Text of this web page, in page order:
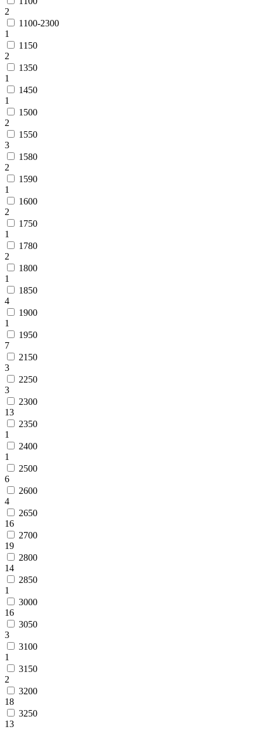
2
1100-2300
1
1150
2
1350
1
1450
1
1500
2
1550
3
1580
2
1590
1
1600
2
1750
1
1780
2
1800
1
1850
4
1900
1
1950
7
2150
3
2250
3
2300
13
2350
1
2400
1
2500
6
2600
4
2650
16
2700
19
2800
14
2850
1
3000
16
3050
3
3100
1
3150
2
3200
18
3250
13